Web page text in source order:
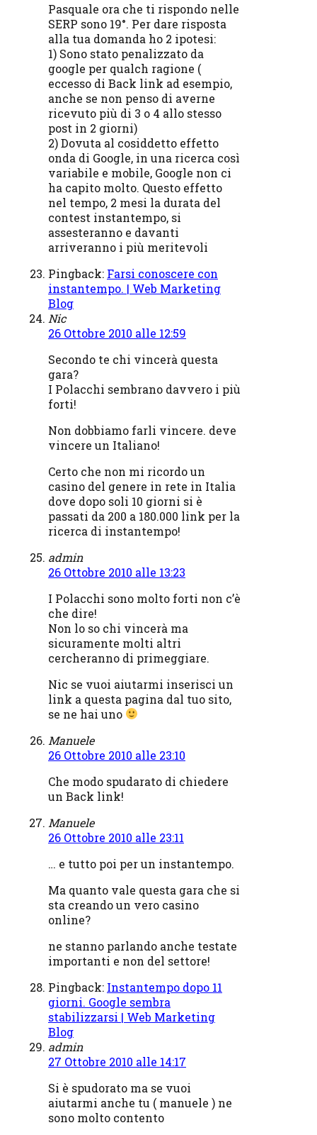
Pasquale ora che ti rispondo nelle
SERP sono 19°. Per dare risposta
alla tua domanda ho 2 ipotesi:
1) Sono stato penalizzato da
google per qualch ragione (
eccesso di Back link ad esempio,
anche se non penso di averne
ricevuto più di 3 o 4 allo stesso
post in 2 giorni)
2) Dovuta al cosiddetto effetto
onda di Google, in una ricerca così
variabile e mobile, Google non ci
ha capito molto. Questo effetto
nel tempo, 2 mesi la durata del
contest instantempo, si
assesteranno e davanti
arriveranno i più meritevoli
Pingback: Farsi conoscere con
instantempo. | Web Marketing
Blog
Nic
26 Ottobre 2010 alle 12:59
Secondo te chi vincerà questa
gara?
I Polacchi sembrano davvero i più
forti!
Non dobbiamo farli vincere. deve
vincere un Italiano!
Certo che non mi ricordo un
casino del genere in rete in Italia
dove dopo soli 10 giorni si è
passati da 200 a 180.000 link per la
ricerca di instantempo!
admin
26 Ottobre 2010 alle 13:23
I Polacchi sono molto forti non c’è
che dire!
Non lo so chi vincerà ma
sicuramente molti altri
cercheranno di primeggiare.
Nic se vuoi aiutarmi inserisci un
link a questa pagina dal tuo sito,
se ne hai uno
Manuele
26 Ottobre 2010 alle 23:10
Che modo spudarato di chiedere
un Back link!
Manuele
26 Ottobre 2010 alle 23:11
… e tutto poi per un instantempo.
Ma quanto vale questa gara che si
sta creando un vero casino
online?
ne stanno parlando anche testate
importanti e non del settore!
Pingback: Instantempo dopo 11
giorni. Google sembra
stabilizzarsi | Web Marketing
Blog
admin
27 Ottobre 2010 alle 14:17
Si è spudorato ma se vuoi
aiutarmi anche tu ( manuele ) ne
sono molto contento